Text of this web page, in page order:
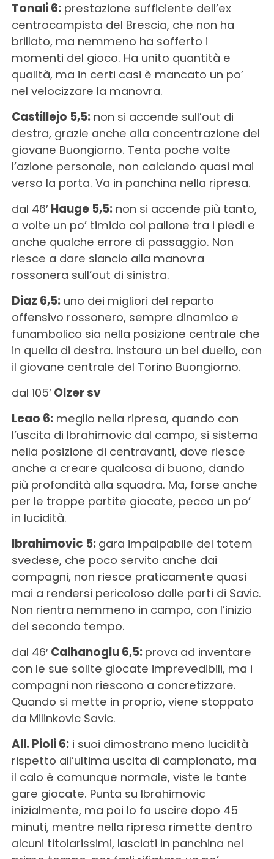
Tonali 6:prestazione sufficiente dell’ex
centrocampista del Brescia, che non ha
brillato, ma nemmeno ha sofferto i
momenti del gioco. Ha unito quantità e
qualità, ma in certi casi è mancato un po’
nel velocizzare la manovra.
Castillejo 5,5:non si accende sull’out di
destra, grazie anche alla concentrazione del
giovane Buongiorno. Tenta poche volte
l’azione personale, non calciando quasi mai
verso la porta. Va in panchina nella ripresa.
dal 46′ Hauge 5,5:non si accende più tanto,
a volte un po’ timido col pallone tra i piedi e
anche qualche errore di passaggio. Non
riesce a dare slancio alla manovra
rossonera sull’out di sinistra.
Diaz 6,5:uno dei migliori del reparto
offensivo rossonero, sempre dinamico e
funambolico sia nella posizione centrale che
in quella di destra. Instaura un bel duello, con
il giovane centrale del Torino Buongiorno.
dal 105′ Olzer sv
Leao 6:meglio nella ripresa, quando con
l’uscita di Ibrahimovic dal campo, si sistema
nella posizione di centravanti, dove riesce
anche a creare qualcosa di buono, dando
più profondità alla squadra. Ma, forse anche
per le troppe partite giocate, pecca un po’
in lucidità.
Ibrahimovic 5: gara impalpabile del totem
svedese, che poco servito anche dai
compagni, non riesce praticamente quasi
mai a rendersi pericoloso dalle parti di Savic.
Non rientra nemmeno in campo, con l’inizio
del secondo tempo.
dal 46′ Calhanoglu 6,5: prova ad inventare
con le sue solite giocate imprevedibili, ma i
compagni non riescono a concretizzare.
Quando si mette in proprio, viene stoppato
da Milinkovic Savic.
All. Pioli 6:i suoi dimostrano meno lucidità
rispetto all’ultima uscita di campionato, ma
il calo è comunque normale, viste le tante
gare giocate. Punta su Ibrahimovic
inizialmente, ma poi lo fa uscire dopo 45
minuti, mentre nella ripresa rimette dentro
alcuni titolarissimi, lasciati in panchina nel